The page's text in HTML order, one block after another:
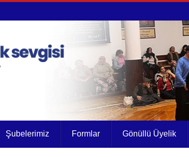
Şubelerimiz Formlar Gönüllü Üyelik